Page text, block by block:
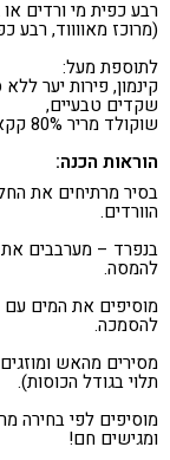
רבע כפית מי ורדים או 2 טיפות מי זהר
(מרוכז מאווווד, רבע
לתוספת מעל:
קינמון, פירות יער
שקדים טבעיים,
שוקולד מריר 80% קקאו
הוראות הכנה:
בסיר מרתיחים את
הוורדים.
בנפרד – מערבבים
להמסה.
מוסיפים את המים עם
להסמכה.
תלוי בגודל הכוסות).
ומגישים חם!